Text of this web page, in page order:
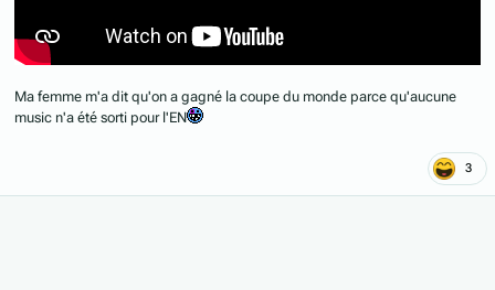
Ma femme m'a dit qu'on a gagné la coupe du monde parce qu'aucune
music n'a été sorti pour l'EN
3